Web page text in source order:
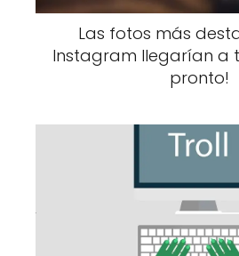
Las fotos más
Instagram llegarían a
pronto!